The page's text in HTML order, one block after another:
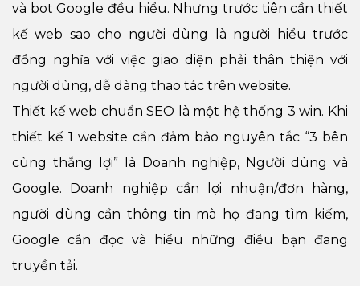
và bot Google đều hiểu. Nhưng trước tiên cần thiết
kế web sao cho người dùng là người hiểu trước
đồng nghĩa với việc giao diện phải thân thiện với
người dùng, dễ dàng thao tác trên website.
Thiết kế web chuẩn SEO là một hệ thống 3 win. Khi
thiết kế 1 website cần đảm bảo nguyên tắc “3 bên
cùng thắng lợi” là Doanh nghiệp, Người dùng và
Google. Doanh nghiệp cần lợi nhuận/đơn hàng,
người dùng cần thông tin mà họ đang tìm kiếm,
Google cần đọc và hiểu những điều bạn đang
truyền tải.